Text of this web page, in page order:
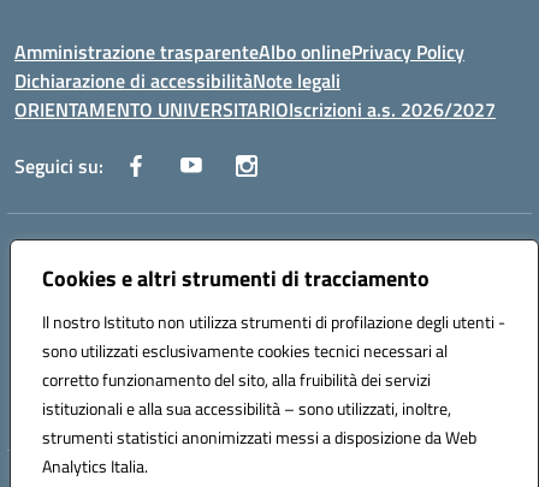
Cookies e altri strumenti di tracciamento
Il nostro Istituto non utilizza strumenti di profilazione degli utenti -
sono utilizzati esclusivamente cookies tecnici necessari al
corretto funzionamento del sito, alla fruibilità dei servizi
istituzionali e alla sua accessibilità – sono utilizzati, inoltre,
strumenti statistici anonimizzati messi a disposizione da Web
Analytics Italia.
Amministrazione trasparenteAlbo onlinePrivacy Policy
Dichiarazione di accessibilitàNote legali
ORIENTAMENTO UNIVERSITARIOIscrizioni a.s. 2026/2027
Seguici su:
Indirizzo:
Centralino:0882 331218 Email:fgps210002@istruzione.it
Codice fiscale: 93071630714
Codice meccanografico:
FGPS210002
Codice unico di fatturazione (CUF): UF7W9K